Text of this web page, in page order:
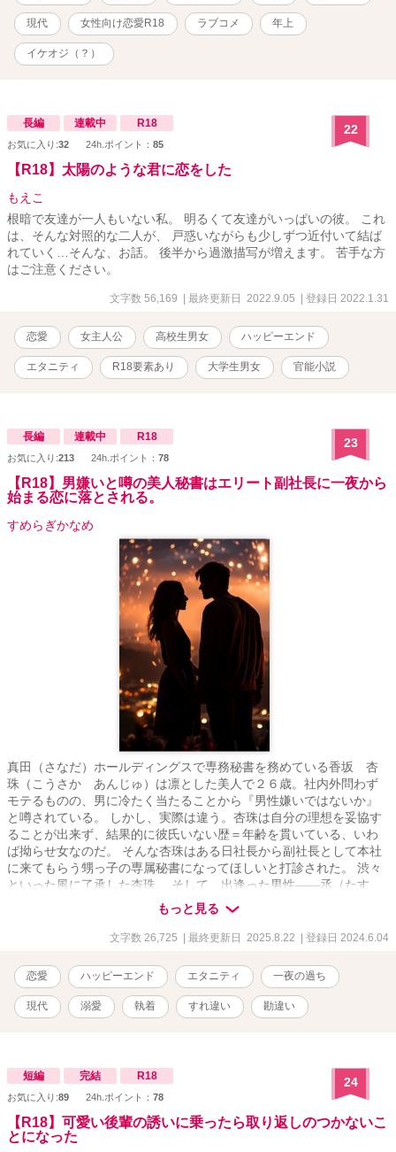
現代 女性向け恋愛R18 ラブコメ 年上
イケオジ（？）
長編 連載中 R18
お気に入り:32 24h.ポイント： 85
22
【R18】太陽のような君に恋をした
もえこ
根暗で友達が一人もいない私。 明るくて友達がいっぱいの彼。 これ
は、そんな対照的な二人が、 戸惑いながらも少しずつ近付いて結ば
れていく…そんな、お話。 後半から過激描写が増えます。 苦手な方
はご注意ください。
文字数 56,169 | 最終更新日 2022.9.05 | 登録日 2022.1.31
恋愛 女主人公 高校生男女 ハッピーエンド
エタニティ R18要素あり 大学生男女 官能小説
長編 連載中 R18
お気に入り:213 24h.ポイント： 78
23
【R18】男嫌いと噂の美人秘書はエリート副社長に一夜から
始まる恋に落とされる。
すめらぎかなめ
真田（さなだ）ホールディングスで専務秘書を務めている香坂 杏
珠（こうさか あんじゅ）は凛とした美人で２６歳。社内外問わず
モテるものの、男に冷たく当たることから『男性嫌いではないか』
と噂されている。 しかし、実際は違う。杏珠は自分の理想を妥協す
ることが出来ず、結果的に彼氏いない歴＝年齢を貫いている、いわ
ば拗らせ女なのだ。 そんな杏珠はある日社長から副社長として本社
に来てもらう甥っ子の専属秘書になってほしいと打診された。 渋々
といった風に了承した杏珠。 そして、出逢った男性――丞（たす
く）は、まさかまさかで杏珠の好みぴったりの『筋肉男子』だっ
た。 挙句、気が付いたら二人でベッドにいて……。 しかも、過去に
ついてしまった『とある嘘』が原因で、杏珠は危機に陥る。 後継者
始まる現代ラブ。 ▼掲載先→エブリスタ、ベリーズカフェ、アルフ
ァポリス（性描写多め版）
もっと見る
文字数 26,725 | 最終更新日 2025.8.22 | 登録日 2024.6.04
恋愛 ハッピーエンド エタニティ 一夜の過ち
現代 溺愛 執着 すれ違い 勘違い
短編 完結 R18
お気に入り:89 24h.ポイント： 78
24
【R18】可愛い後輩の誘いに乗ったら取り返しのつかないこ
とになった